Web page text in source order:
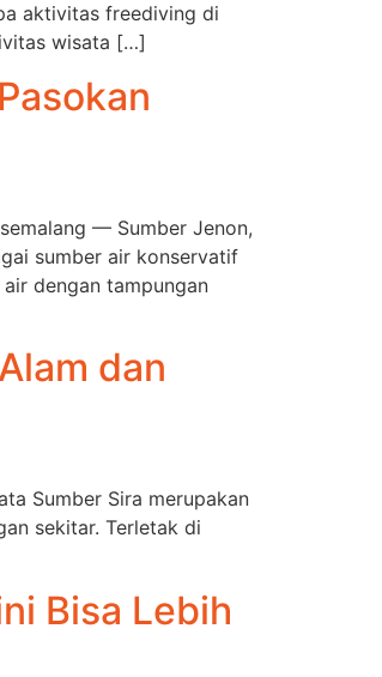
aktivitas freediving di
wisata […]
— Sumber Jenon,
sumber air konservatif
dengan tampungan
dan
Sumber Sira merupakan
sekitar. Terletak di
Bisa Lebih